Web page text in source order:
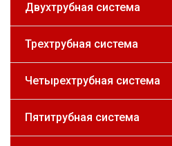
Двухтрубная система
Трехтрубная система
Четырехтрубная система
Пятитрубная система